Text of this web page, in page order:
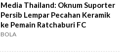
Media Thailand: Oknum Suporter
Persib Lempar Pecahan Keramik
ke Pemain Ratchaburi FC
BOLA